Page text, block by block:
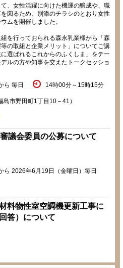
、女性活躍に向けた機運の醸成や、職
図るため、別添のチラシのとおり女性
ムを開催しました。
を行っておられる森永乳業様から「森
の取組と企業メリット」についてご講
選ばれるこれからのふくしま」をテー
ルの方や知事を交えたトークセッショ
ら 毎日 14時00分～15時15分
市野田町1丁目10－41）
議会委員の公募について
ら 2026年6月19日（金曜日）毎日
料物性室空調機更新工事に
答）について